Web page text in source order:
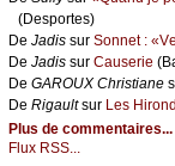
(Dеspоrtеs)
De Jаdis sur Sоnnеt :
De Jаdis sur Саusеriе
De GΑRΟUX Сhristiаnе
De Rigаultsur Lеs
Plus de commentaires...
Flux RSS...